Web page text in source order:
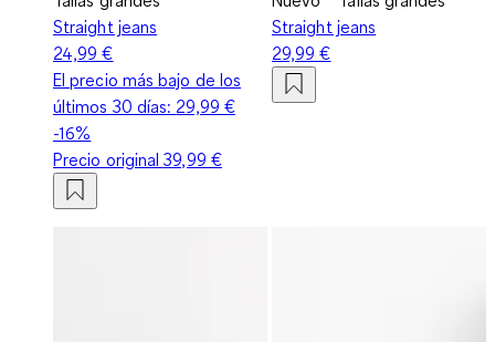
Straight jeans
24,99 €
El precio más bajo de los
últimos 30 días: 29,99 €
-16%
Precio original39,99 €
Straight jeans
29,99 €